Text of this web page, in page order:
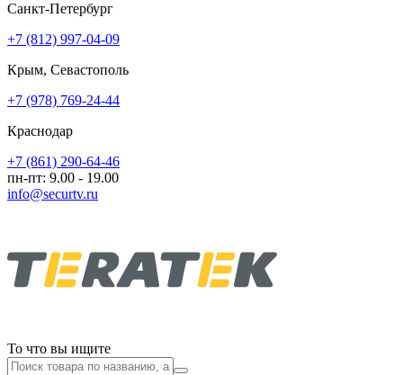
Санкт-Петербург
+7 (812) 997-04-09
Крым, Севастополь
+7 (978) 769-24-44
Краснодар
+7 (861) 290-64-46
пн-пт: 9.00 - 19.00
info@securtv.ru
То что вы ищите